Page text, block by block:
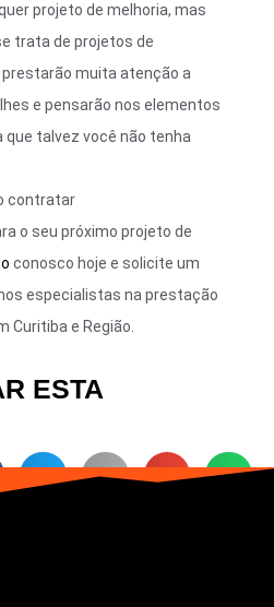
projeto de melhoria, mas
trata de projetos de
muita atenção a
e pensarão nos elementos
que talvez você não tenha
contratar
o seu próximo projeto de
conosco hoje e solicite um
especialistas na prestação
Curitiba e Região.
ESTA